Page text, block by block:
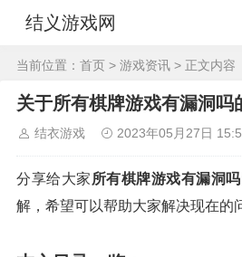
结义游戏网
当前位置： 首页 > 游戏资讯 > 正文内容
关于所有棋牌游戏有漏洞吗
结衣游戏 2023年05月27日
分享给大家 所有棋牌游戏有漏洞吗
解，希望可以帮助大家解决现在的